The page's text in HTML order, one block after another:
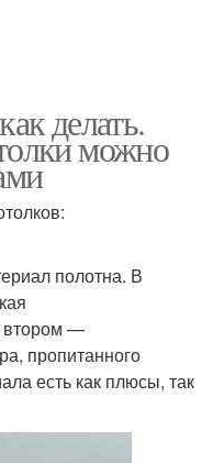
делать.
можно
полотна. В
втором —
пропитанного
есть как плюсы, так